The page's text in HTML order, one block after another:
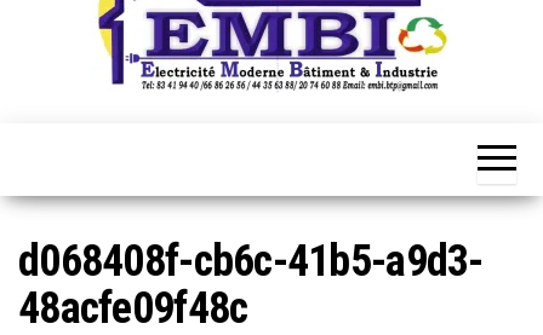
d068408f-cb6c-41b5-a9d3-
48acfe09f48c